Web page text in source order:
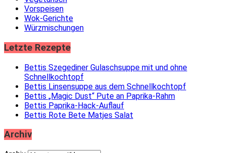
Vorspeisen
Wok-Gerichte
Würzmischungen
Letzte Rezepte
Bettis Szegediner Gulaschsuppe mit und ohne
Schnellkochtopf
Bettis Linsensuppe aus dem Schnellkochtopf
Bettis „Magic Dust“ Pute an Paprika-Rahm
Bettis Paprika-Hack-Auflauf
Bettis Rote Bete Matjes Salat
Archiv